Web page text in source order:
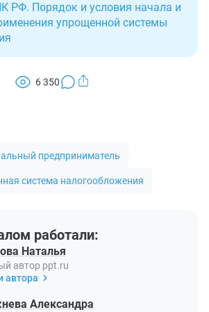
РФ. Порядок и условия начала и
упрощенной системы
6 350
предприниматель
система налогообложения
работали:
Наталья
автор ppt.ru
автора
Александра